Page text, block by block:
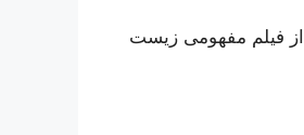
فیلم مفهومی زیست